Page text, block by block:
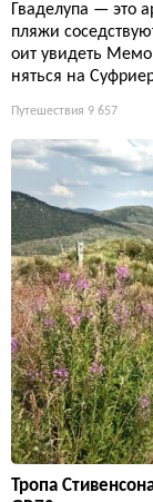
Гваделупа — это
пляжи
оит увидеть
няться на
Путешествия 9 657
Тропа